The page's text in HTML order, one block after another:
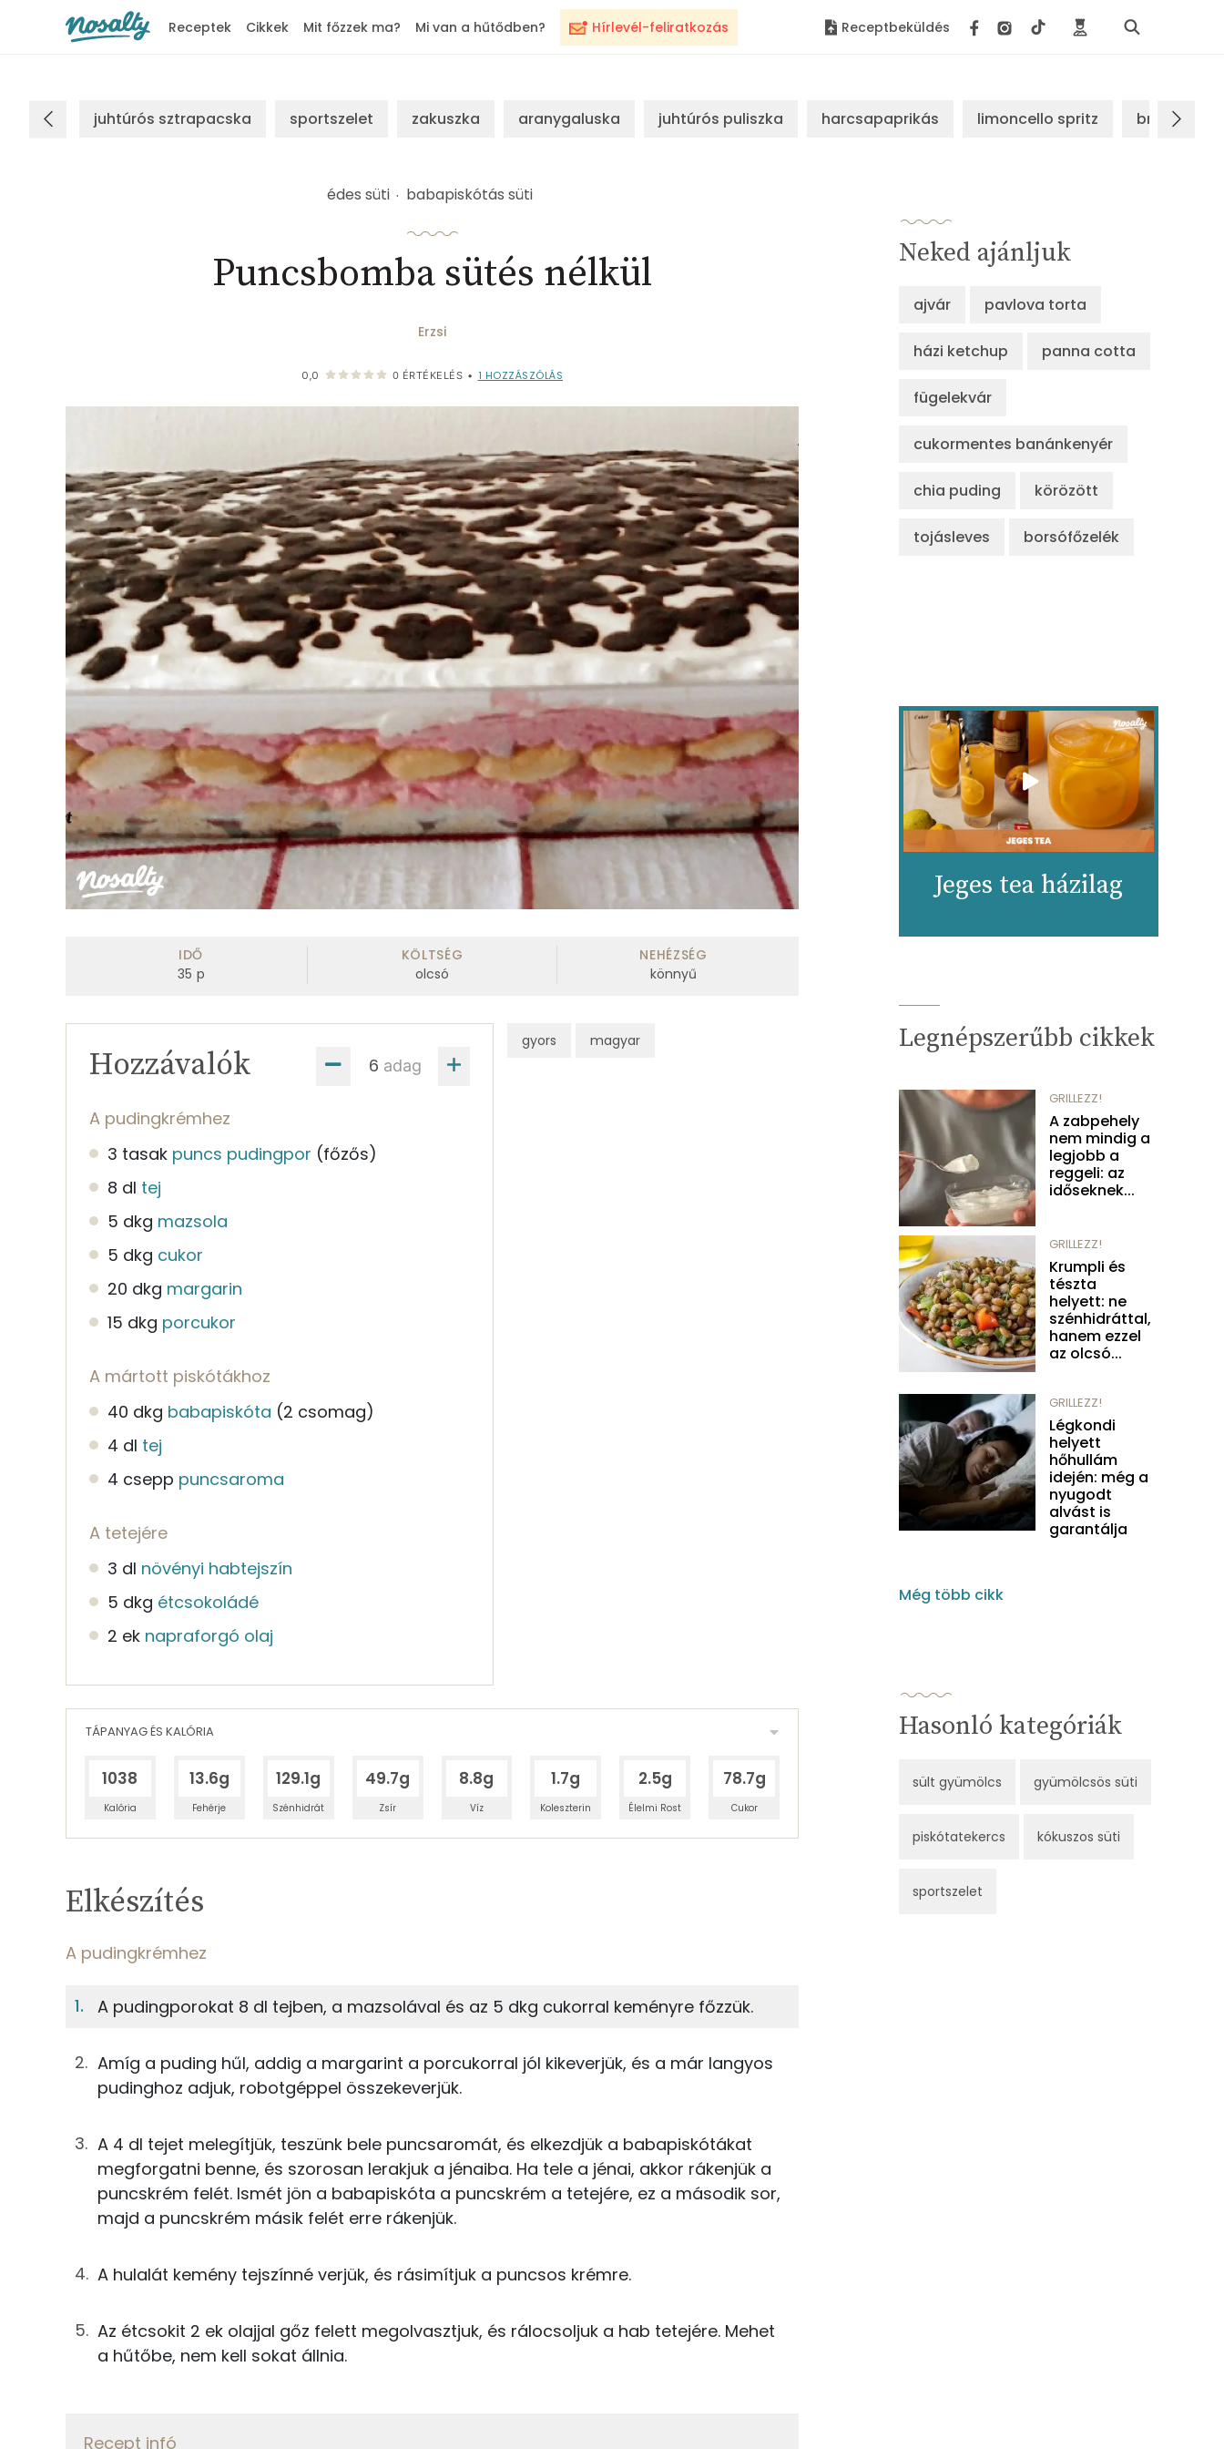
Hírlevél-feliratkozás
Receptek Cikkek Mit főzzek ma? Mi van a hűtődben? Receptbeküldés
juhtúrós sztrapacska sportszelet zakuszka aranygaluska juhtúrós puliszka harcsapaprikás limoncello spritz brassói
édes süti babapiskótás süti
Puncsbomba sütés nélkül
Erzsi
0,0 0 ÉRTÉKELÉS • 1 HOZZÁSZÓLÁS
IDŐ
35 p
KÖLTSÉG
olcsó
NEHÉZSÉG
könnyű
adag
Hozzávalók
A pudingkrémhez
3 tasak puncs pudingpor (főzős)
8 dl tej
5 dkg mazsola
5 dkg cukor
20 dkg margarin
15 dkg porcukor
A mártott piskótákhoz
40 dkg babapiskóta (2 csomag)
4 dl tej
4 csepp puncsaroma
A tetejére
3 dl növényi habtejszín
5 dkg étcsokoládé
2 ek napraforgó olaj
gyors magyar
TÁPANYAG ÉS KALÓRIA
1038
Kalória
13.6g
Fehérje
129.1g
Szénhidrát
49.7g
Zsír
8.8g
Víz
1.7g
Koleszterin
2.5g
Élelmi Rost
78.7g
Cukor
133gtej
75 kcal
8g cukor
32 kcal
33gmargarin
239 kcal
67g babapiskóta
251 kcal
TÁPANYAGTARTALOM
Fehérje
Szénhidrát
Zsír
Víz
TOP ásványi anyagok
Nátrium
Foszfor
Magnézium
Szelén
TOP vitaminok
E vitamin:
A vitamin (RAE):
Retinol - A vitamin:
Fehérje
Elkészítés
A pudingkrémhez
A pudingporokat 8 dl tejben, a mazsolával és az 5 dkg cukorral keményre főzzük.
Amíg a puding hűl, addig a margarint a porcukorral jól kikeverjük, és a már langyos
pudinghoz adjuk, robotgéppel összekeverjük.
A 4 dl tejet melegítjük, teszünk bele puncsaromát, és elkezdjük a babapiskótákat
megforgatni benne, és szorosan lerakjuk a jénaiba. Ha tele a jénai, akkor rákenjük a
puncskrém felét. Ismét jön a babapiskóta a puncskrém a tetejére, ez a második sor,
majd a puncskrém másik felét erre rákenjük.
A hulalát kemény tejszínné verjük, és rásimítjuk a puncsos krémre.
Az étcsokit 2 ek olajjal gőz felett megolvasztjuk, és rálocsoljuk a hab tetejére. Mehet
a hűtőbe, nem kell sokat állnia.
Recept infó
Neked ajánljuk
ajvár pavlova torta
házi ketchup panna cotta
fügelekvár
cukormentes banánkenyér
chia puding körözött
tojásleves borsófőzelék
Jeges tea házilag
Legnépszerűbb cikkek
GRILLEZZ!
A zabpehely
nem mindig a
legjobb a
reggeli: az
időseknek...
GRILLEZZ!
Krumpli és
tészta
helyett: ne
szénhidráttal,
hanem ezzel
az olcsó...
GRILLEZZ!
Légkondi
helyett
hőhullám
idején: még a
nyugodt
alvást is
garantálja
Még több cikk
Hasonló kategóriák
sült gyümölcs gyümölcsös süti
piskótatekercs kókuszos süti
sportszelet